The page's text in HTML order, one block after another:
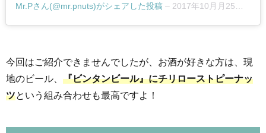
Mr.Pさん(@mr.pnuts)がシェアした投稿 – 2017年10月月25日午前6時02分PDT
今回はご紹介できませんでしたが、お酒が好きな方は、現
地のビール、 『ビンタンビール』にチリローストピーナッ
ツという組み合わせも最高ですよ！